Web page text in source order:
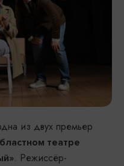
из двух премьер
театре
. Режиссёр-